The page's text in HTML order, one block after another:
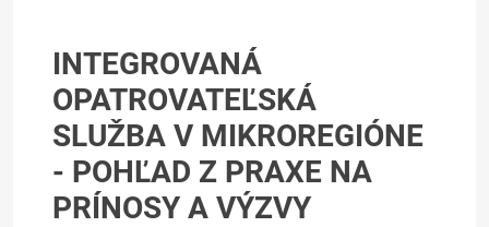
INTEGROVANÁ
OPATROVATEĽSKÁ
SLUŽBA V MIKROREGIÓNE
- POHĽAD Z PRAXE NA
PRÍNOSY A VÝZVY